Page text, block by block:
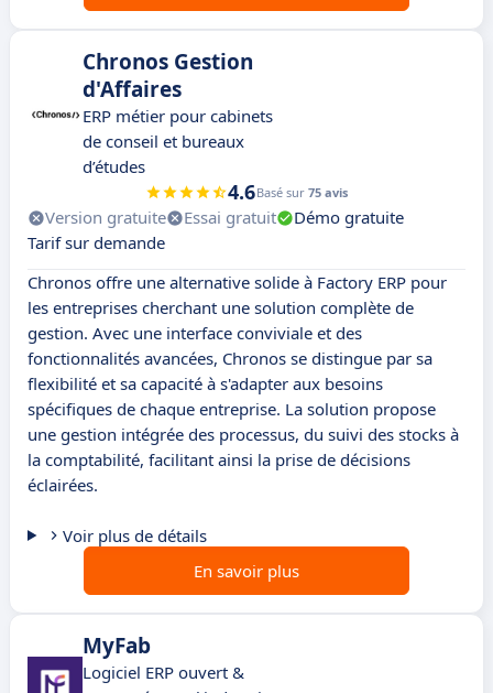
Chronos Gestion
d'Affaires
ERP métier pour cabinets
de conseil et bureaux
d’études
4.6Basé sur 75 avis
Version gratuite Essai gratuit
Démo gratuite
Tarif sur demande
Chronos offre une alternative solide à Factory ERP pour
les entreprises cherchant une solution complète de
gestion. Avec une interface conviviale et des
fonctionnalités avancées, Chronos se distingue par sa
flexibilité et sa capacité à s'adapter aux besoins
spécifiques de chaque entreprise. La solution propose
une gestion intégrée des processus, du suivi des stocks à
la comptabilité, facilitant ainsi la prise de décisions
éclairées.
Voir plus de détails
En savoir plus
MyFab
Logiciel ERP ouvert &